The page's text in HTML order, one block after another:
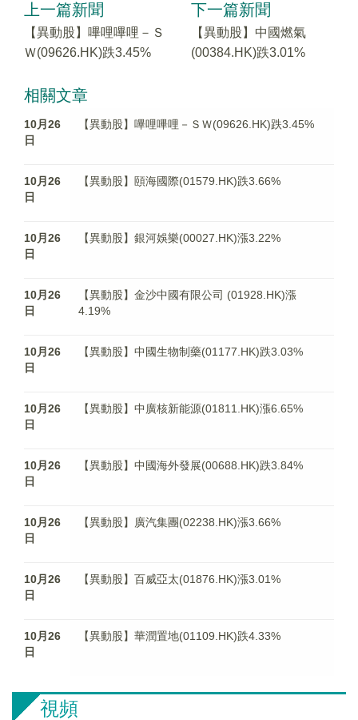
上一篇新聞
【異動股】嗶哩嗶哩－Ｓ
Ｗ(09626.HK)跌3.45%
下一篇新聞
【異動股】中國燃氣
(00384.HK)跌3.01%
相關文章
10月26
日
【異動股】嗶哩嗶哩－ＳＷ(09626.HK)跌3.45%
10月26
日
【異動股】頤海國際(01579.HK)跌3.66%
10月26
日
【異動股】銀河娛樂(00027.HK)漲3.22%
10月26
日
【異動股】金沙中國有限公司 (01928.HK)漲
4.19%
10月26
日
【異動股】中國生物制藥(01177.HK)跌3.03%
10月26
日
【異動股】中廣核新能源(01811.HK)漲6.65%
10月26
日
【異動股】中國海外發展(00688.HK)跌3.84%
10月26
日
【異動股】廣汽集團(02238.HK)漲3.66%
10月26
日
【異動股】百威亞太(01876.HK)漲3.01%
10月26
日
【異動股】華潤置地(01109.HK)跌4.33%
視頻